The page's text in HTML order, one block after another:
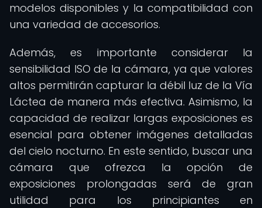
modelos disponibles y la compatibilidad con
una variedad de accesorios.
Además, es importante considerar la
sensibilidad ISO de la cámara, ya que valores
altos permitirán capturar la débil luz de la Vía
Láctea de manera más efectiva. Asimismo, la
capacidad de realizar largas exposiciones es
esencial para obtener imágenes detalladas
del cielo nocturno. En este sentido, buscar una
cámara que ofrezca la opción de
exposiciones prolongadas será de gran
utilidad para los principiantes en